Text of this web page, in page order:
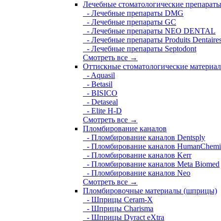
Лечебные стоматологические препараты
- Лечебные препараты DMG
- Лечебные препараты GC
- Лечебные препараты NEO DENTAL
- Лечебные препараты Produits
- Лечебные препараты Septodont
Смотреть все →
Оттискные стоматологические
- Aquasil
- Betasil
- BISICO
- Detaseal
- Elite H-D
Смотреть все →
Пломбирование каналов
- Пломбирование каналов Dentsply
- Пломбирование каналов
- Пломбирование каналов Kerr
- Пломбирование каналов Meta Biomed
- Пломбирование каналов Neo
Смотреть все →
Пломбировочные материалы (шприцы)
- Шприцы Ceram-X
- Шприцы Charisma
- Шприцы Dyract eXtra